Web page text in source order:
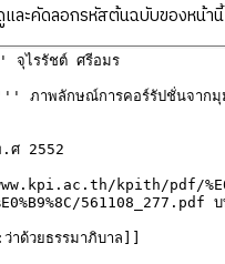
ละคัดลอกรหัสต้นฉบับของหน้านี้